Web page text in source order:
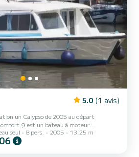
5.0 (1 avis)
un Calypso de 2005 au départ
9 est un bateau à moteur
location. Ce bateau à moteur est très
une croisière d'une semaine ou plus. Le
seul 8 pers. 2005 13.25 m